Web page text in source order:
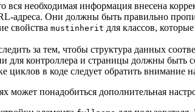
вся необходимая информация внесена
адреса. Они должны быть правильно
свойства mustinherit для классов,
за тем, чтобы структура данных
для контроллера и страницы должны быть
циклов в коде следует обратить
может понадобиться дополнительная